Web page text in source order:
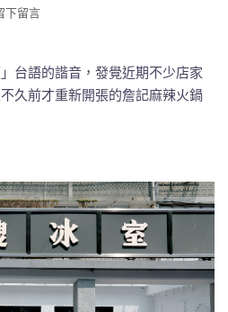
下留言
台語的諧音，發覺近期不少店家
久前才重新開張的詹記麻辣火鍋